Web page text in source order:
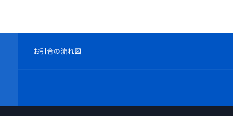
お引合の流れ図